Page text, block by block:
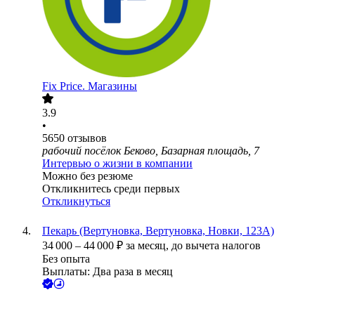
Fix Price. Магазины
3.9
•
5650 отзывов
рабочий посёлок Беково, Базарная площадь, 7
Интервью о жизни в компании
Можно без резюме
Откликнитесь среди первых
Откликнуться
Пекарь (Вертуновка, Вертуновка, Новки, 123А)
34 000 – 44 000 ₽ за месяц, до вычета налогов
Без опыта
Выплаты: Два раза в месяц